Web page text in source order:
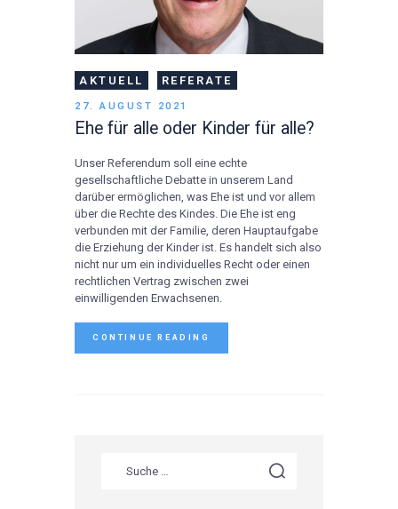
AKTUELL REFERATE
27. AUGUST 2021
Ehe für alle oder Kinder für alle?
Unser Referendum soll eine echte
gesellschaftliche Debatte in unserem Land
darüber ermöglichen, was Ehe ist und vor allem
über die Rechte des Kindes. Die Ehe ist eng
verbunden mit der Familie, deren Hauptaufgabe
die Erziehung der Kinder ist. Es handelt sich also
nicht nur um ein individuelles Recht oder einen
rechtlichen Vertrag zwischen zwei
einwilligenden Erwachsenen.
CONTINUE READING